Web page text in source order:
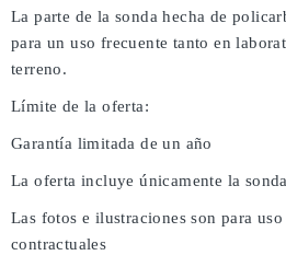
La parte de la sonda hecha de
para un uso frecuente tanto en
terreno.
Límite de la oferta:
Garantía limitada de un año
La oferta incluye únicamente la sonda
Las fotos e ilustraciones son para
contractuales